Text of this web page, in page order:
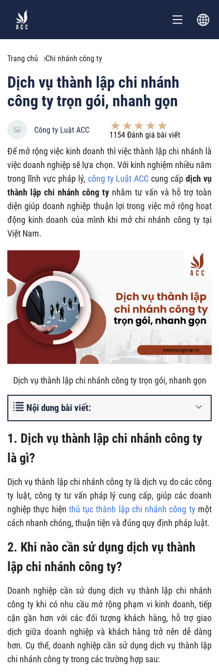
Trang chủ Chi nhánh công ty
Dịch vụ thành lập chi nhánh
công ty trọn gói, nhanh gọn
Công ty Luật ACC
1154 Đánh giá bài viết
Để mở rộng việc kinh doanh thì việc thành lập chi nhánh là
việc doanh nghiệp sẽ lựa chọn. Với kinh nghiệm nhiều năm
trong lĩnh vực pháp lý, công ty Luật ACC cung cấpdịch vụ
thành lập chi nhánh công ty nhằm tư vấn và hỗ trợ toàn
diện giúp doanh nghiệp thuận lợi trong việc mở rộng hoạt
động kinh doanh của mình khi mở chi nhánh công ty tại
Việt Nam.
Dịch vụ thành lập chi nhánh công ty trọn gói, nhanh gọn
Nội dung bài viết:
1. Dịch vụ thành lập chi nhánh công ty
là gì?
Dịch vụ thành lập chi nhánh công ty là dịch vụ do các công
ty luật, công ty tư vấn pháp lý cung cấp, giúp các doanh
nghiệp thực hiện thủ tục thành lập chi nhánh công ty một
cách nhanh chóng, thuận tiện và đúng quy định pháp luật.
2. Khi nào cần sử dụng dịch vụ thành
lập chi nhánh công ty?
Doanh nghiệp cần sử dụng dịch vụ thành lập chi nhánh
công ty khi có nhu cầu mở rộng phạm vi kinh doanh, tiếp
cận gần hơn với các đối tượng khách hàng, hỗ trợ giao
dịch giữa doanh nghiệp và khách hàng trở nên dễ dàng
hơn. Cụ thể, doanh nghiệp cần sử dụng dịch vụ thành lập
chi nhánh công ty trong các trường hợp sau: